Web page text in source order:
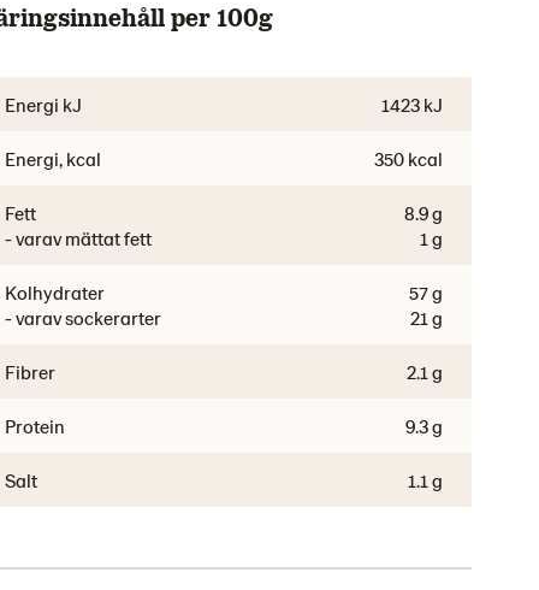
per 100g
Energi kJ 1423 kJ
Energi, kcal 350 kcal
Fett
- varav mättat fett
8.9 g
1 g
Kolhydrater
- varav sockerarter
57 g
21 g
Fibrer 2.1 g
Protein 9.3 g
Salt 1.1 g